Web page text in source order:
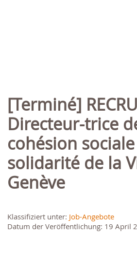
[Terminé] RECRUTEMENT:
Directeur-trice
cohésion
solidarité de la
Genève
Klassifiziert unter: Job-Angebote
Datum der Veröffentlichung: 19 April